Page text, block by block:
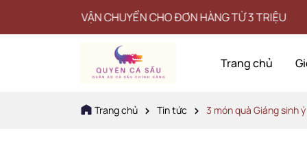
CHUYỂN CHO ĐƠN HÀNG TỪ 3 TRIỆU
Trang chủ
Trang chủ Tin tức 3 món quà Giáng sinh